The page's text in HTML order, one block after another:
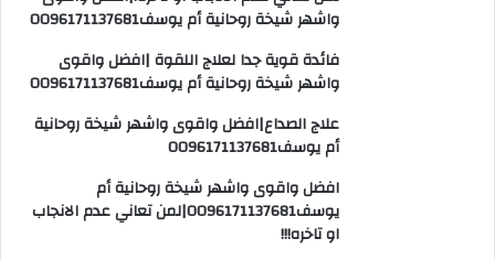
واشهر شيخة روحانية أم يوسف0096171137681
فائدة قوية جدا لعلاج اللقوة |افضل واقوى
واشهر شيخة روحانية أم يوسف0096171137681
علاج الصداع|افضل واقوى واشهر شيخة روحانية
أم يوسف0096171137681
افضل واقوى واشهر شيخة روحانية أم
يوسف0096171137681|لمن تعاني عدم الانجاب
او تاخره!!!